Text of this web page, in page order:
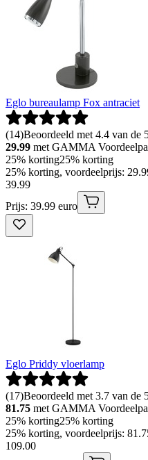
Eglo bureaulamp Fox antraciet
(14)Beoordeeld met 4.4 van de
29.99 met GAMMA
25% korting25% korting
25% korting, voordeelprijs:
39.99
Prijs: 39.99 euro
Eglo Priddy vloerlamp
(17)Beoordeeld met 3.7 van de
81.75 met GAMMA
25% korting25% korting
25% korting, voordeelprijs:
109.00